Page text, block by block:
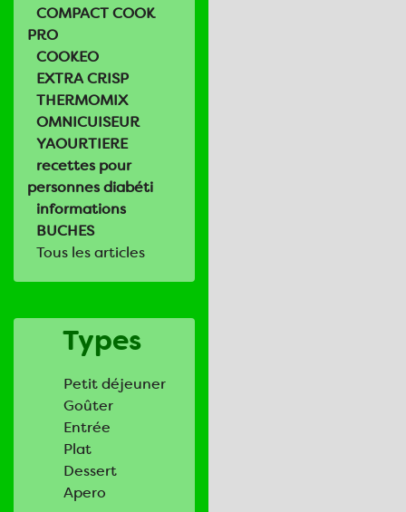
COMPACT COOK
PRO
COOKEO
EXTRA CRISP
THERMOMIX
OMNICUISEUR
YAOURTIERE
recettes pour
personnes diabéti
informations
BUCHES
Tous les articles
Types
Petit déjeuner
Goûter
Entrée
Plat
Dessert
Apero